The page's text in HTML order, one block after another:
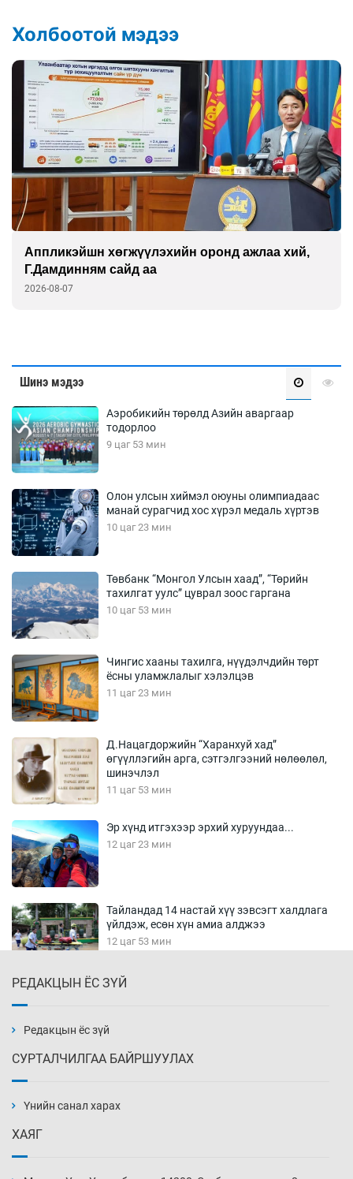
Холбоотой мэдээ
Аппликэйшн хөгжүүлэхийн оронд ажлаа хий,
Г.Дамдинням сайд аа
2026-08-07
Шинэ мэдээ
Аэробикийн төрөлд Азийн аваргаар
тодорлоо
9 цаг 53 мин
Олон улсын хиймэл оюуны олимпиадаас
манай сурагчид хос хүрэл медаль хүртэв
10 цаг 23 мин
Төвбанк “Монгол Улсын хаад”, “Төрийн
тахилгат уулс” цуврал зоос гаргана
10 цаг 53 мин
Чингис хааны тахилга, нүүдэлчдийн төрт
ёсны уламжлалыг хэлэлцэв
11 цаг 23 мин
Д.Нацагдоржийн “Харанхуй хад”
өгүүллэгийн арга, сэтгэлгээний нөлөөлөл,
шинэчлэл
11 цаг 53 мин
Эр хүнд итгэхээр эрхий хуруундаа...
12 цаг 23 мин
Тайландад 14 настай хүү зэвсэгт халдлага
үйлдэж, есөн хүн амиа алджээ
12 цаг 53 мин
13 цаг 53 мин
РЕДАКЦЫН ЁС ЗҮЙ
Редакцын ёс зүй
СУРТАЛЧИЛГАА БАЙРШУУЛАХ
Үнийн санал харах
ХАЯГ